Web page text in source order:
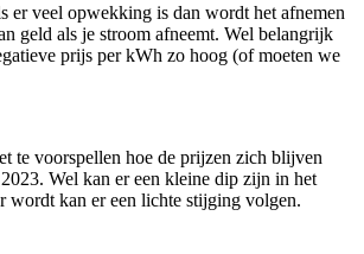
er veel opwekking is dan wordt het afnemen
geld als je stroom afneemt. Wel belangrijk
prijs per kWh zo hoog (of moeten we
te voorspellen hoe de prijzen zich blijven
Wel kan er een kleine dip zijn in het
wordt kan er een lichte stijging volgen.